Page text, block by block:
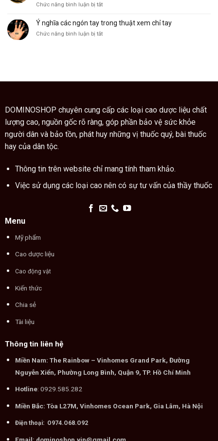
cây
gia
Chức năng bình luận bị tắtở
sư
Trung
Quốc
Ý nghĩa các ngón tay trong thuật xem chỉ tay
Chức năng bình luận bị tắtở
trong
chỉ
DOMINOSHOP chuyên cung cấp các loại cao dược liệu chất
lượng cao, nguồn gốc rõ ràng, góp phần bảo vệ sức khỏe
người dân và bảo tồn, phát huy những vị thuốc quý, bài thuốc
hay của dân tộc.
Thông tin trên website chỉ mang tính tham khảo.
Việc sử dụng các loại cao nên có sự tư vấn của thầy thuốc
Menu
Mỹ phẩm
Cao dược liệu
Cao động vật
Kiến thức
Chia sẻ
Tài liệu
Thông tin liên hệ
Miền Nam: The Rainbow – Vinhomes Grand Park, Đường
Nguyễn Xiển, Phường Long Bình, Quận 9, TP. Hồ Chí Minh
Hotline: 0929.585.282
Miền Bắc: Tòa L27M, Vinhomes Ocean Park, Gia Lâm, Hà Nội
Điện thoại: O974.O68.O92